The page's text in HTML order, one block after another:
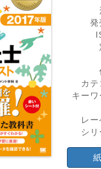
発
カテ
キーワ
レー
シリ